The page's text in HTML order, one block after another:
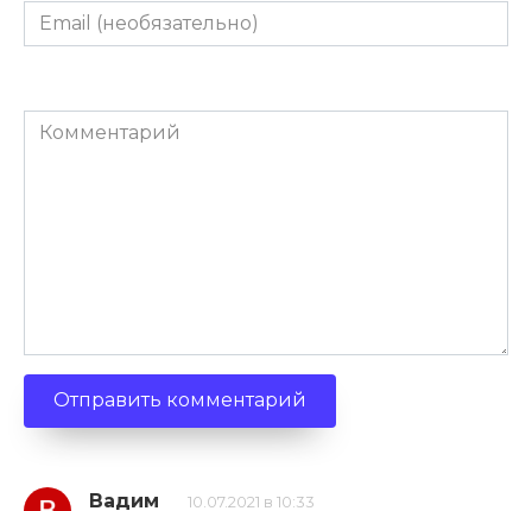
Email
(необязательно)
Комментарий
Вадим 10.07.2021 в 10:33